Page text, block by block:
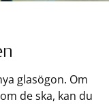
glasögon. Om
de ska, kan du